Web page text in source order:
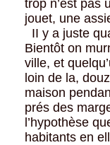
trop n’est pas
jouet, une
II y a juste
Bientôt on
ville, et
loin de la,
maison
prés des
l’hypothèse
habitants en